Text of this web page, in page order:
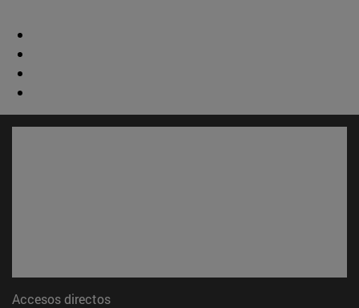
Accesos directos